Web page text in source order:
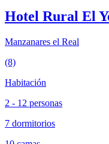
Hotel Rural El
Manzanares el Real
(8)
Habitación
2 - 12 personas
7 dormitorios